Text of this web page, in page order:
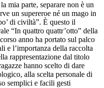
mia parte, separare non è un
un supereroe né un mago in
di civiltà”. È questo il
“In quattro quattr’otto” della
anno ha portato sul palco
e l’importanza della raccolta
rappresentazione dal titolo
hanno scelto di dare
alla scelta personale di
semplici e facili gesti